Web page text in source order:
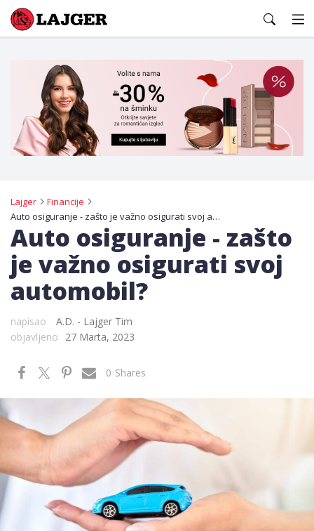
Lajger
Lajger
Financije
Auto osiguranje - zašto je važno osigurati svoj automobil?
Auto osiguranje - zašto
je važno osigurati svoj
automobil?
napisao
A.D. - Lajger Tim
objavljeno
27 Marta, 2023
Shares
0